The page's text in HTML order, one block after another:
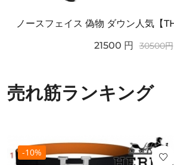
21500 円 30500円
売れ筋ランキング
-10%